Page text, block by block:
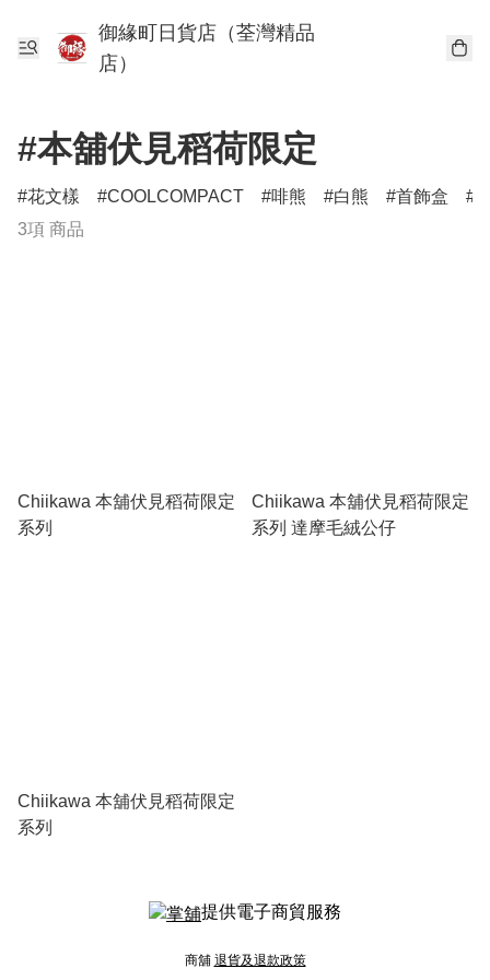
御緣町日貨店（荃灣精品
店）
#本舖伏見稻荷限定
花文樣 COOLCOMPACT 啡熊 白熊 首飾盒
3項 商品
Chiikawa 本舖伏見稻荷限定
系列
Chiikawa 本舖伏見稻荷限定
系列 達摩毛絨公仔
Chiikawa 本舖伏見稻荷限定
系列
提供電子商貿服務
商舖 退貨及退款政策